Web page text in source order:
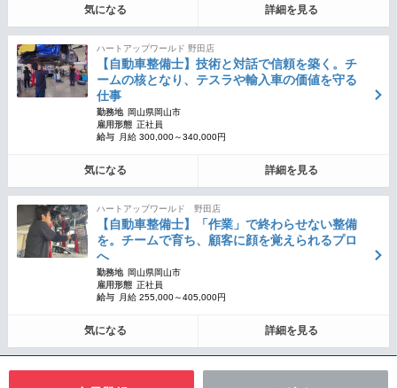
気になる 詳細を見る
ハートアップワールド 野田店
【自動車整備士】技術と対話で信頼を築く。チ
ームの核となり、テスラや輸入車の価値を守る
仕事
勤務地 岡山県岡山市
雇用形態 正社員
給与
月給 300,000～340,000円
気になる 詳細を見る
ハートアップワールド 野田店
【自動車整備士】「作業」で終わらせない整備
を。チームで育ち、顧客に顔を覚えられるプロ
へ
勤務地 岡山県岡山市
雇用形態 正社員
給与
月給 255,000～405,000円
気になる 詳細を見る